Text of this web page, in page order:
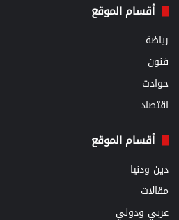
أقسام الموقع
رياضة
فنون
حوادث
اقتصاد
أقسام الموقع
دين ودنيا
مقالات
عربي ودولي